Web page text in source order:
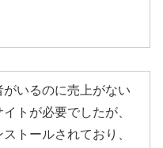
いるのに売上がない
トが必要でしたが、
トールされており、